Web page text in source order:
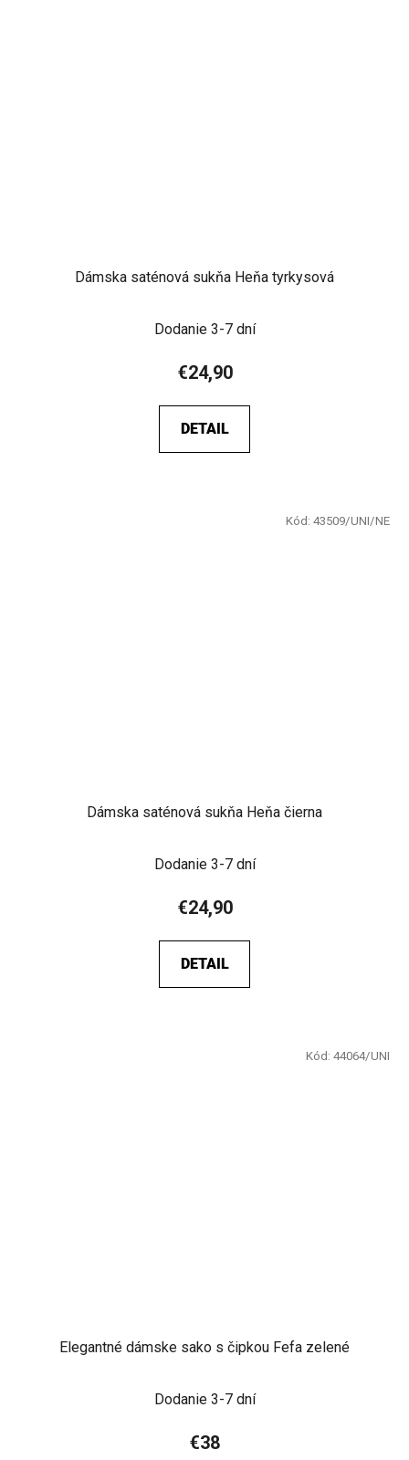
Dámska saténová sukňa Heňa tyrkysová
Dodanie 3-7 dní
€24,90
DETAIL
Dámska saténová sukňa Heňa čierna
Dodanie 3-7 dní
€24,90
DETAIL
Kód: 43509/UNI/NE
Elegantné dámske sako s čipkou Fefa zelené
Dodanie 3-7 dní
€38
Kód: 44064/UNI